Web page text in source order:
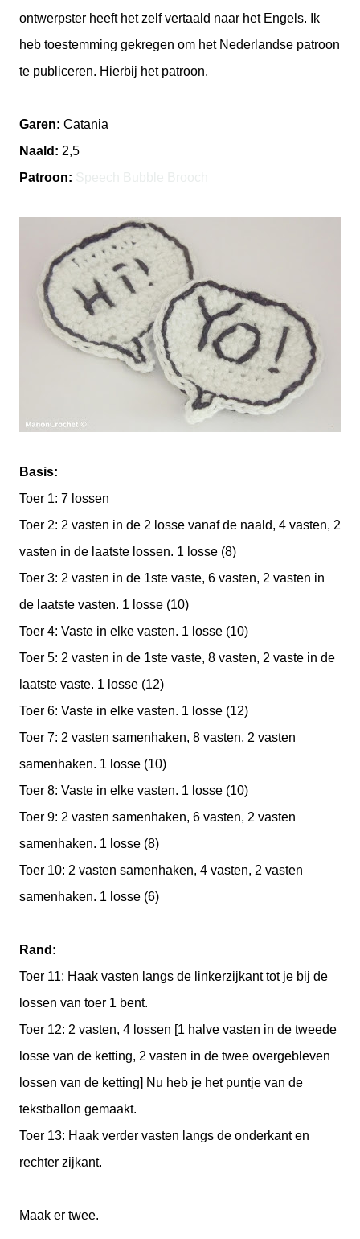
ontwerpster heeft het zelf vertaald naar het Engels. Ik
heb toestemming gekregen om het Nederlandse patroon
te publiceren. Hierbij het patroon.
Garen: Catania
Naald: 2,5
Patroon:
Basis:
Toer 1: 7 lossen
Toer 2: 2 vasten in de 2 losse vanaf de naald, 4 vasten, 2
vasten in de laatste lossen. 1 losse (8)
Toer 3: 2 vasten in de 1ste vaste, 6 vasten, 2 vasten in
de laatste vasten. 1 losse (10)
Toer 4: Vaste in elke vasten. 1 losse (10)
Toer 5: 2 vasten in de 1ste vaste, 8 vasten, 2 vaste in de
laatste vaste. 1 losse (12)
Toer 6: Vaste in elke vasten. 1 losse (12)
Toer 7: 2 vasten samenhaken, 8 vasten, 2 vasten
samenhaken. 1 losse (10)
Toer 8: Vaste in elke vasten. 1 losse (10)
Toer 9: 2 vasten samenhaken, 6 vasten, 2 vasten
samenhaken. 1 losse (8)
Toer 10: 2 vasten samenhaken, 4 vasten, 2 vasten
samenhaken. 1 losse (6)
Rand:
Toer 11: Haak vasten langs de linkerzijkant tot je bij de
lossen van toer 1 bent.
Toer 12: 2 vasten, 4 lossen [1 halve vasten in de tweede
losse van de ketting, 2 vasten in de twee overgebleven
lossen van de ketting] Nu heb je het puntje van de
tekstballon gemaakt.
Toer 13: Haak verder vasten langs de onderkant en
rechter zijkant.
Maak er twee.